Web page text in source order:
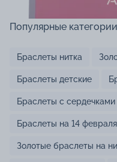
Популярные категории
Браслеты нитка
Браслеты детские
Браслеты с сердечками
Браслеты на 14 февраля
Золотые браслеты на